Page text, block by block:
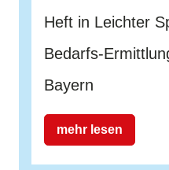
Heft in Leichter
Bedarfs-
Bayern
mehr lesen